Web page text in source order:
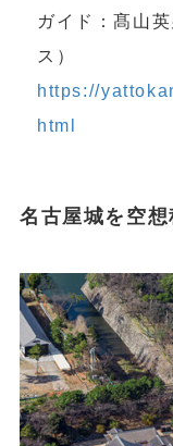
ガイド：髙山
ス）
https://
html
名古屋城を空想